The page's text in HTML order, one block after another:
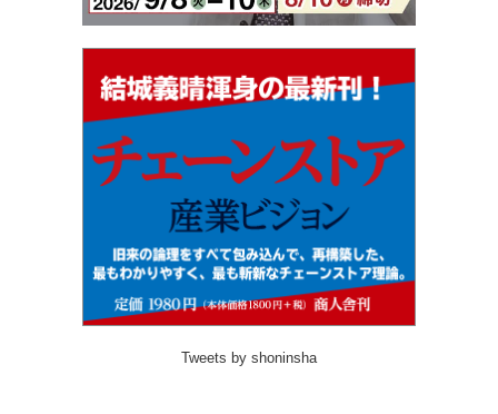
Tweets by shoninsha